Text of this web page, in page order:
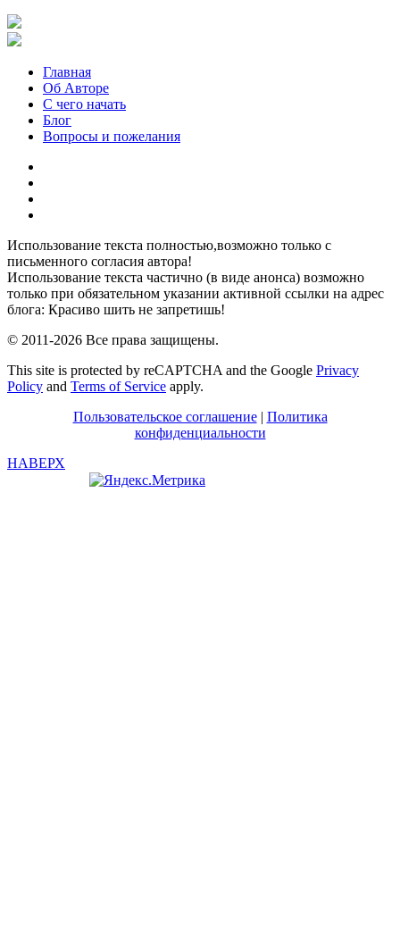
Главная
Об Авторе
С чего начать
Блог
Вопросы и пожелания
Использование текста полностью,возможно только с
письменного согласия автора!
Использование текста частично (в виде анонса) возможно
только при обязательном указании активной ссылки на адрес
блога: Красиво шить не запретишь!
© 2011-2026 Все права защищены.
This site is protected by reCAPTCHA and the Google Privacy
Policy and Terms of Service apply.
Пользовательское соглашение| Политика
конфиденциальности
НАВЕРХ